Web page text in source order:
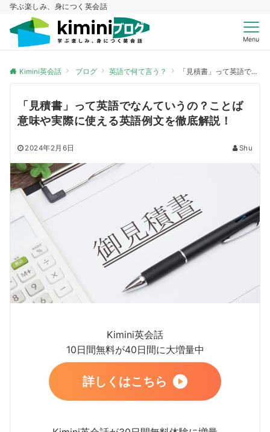
学ぶ楽しみ、身につく英会話
Menu
Kimini英会話 ブログ 英語で何て言う？ 「見積書」って英語でなんていうの？ことば意味や実際に使える英語例文を徹底解説！
「見積書」って英語でなんていうの？ことば
意味や実際に使える英語例文を徹底解説！
2024年2月6日 Shu
Kimini英会話
10日間無料が40日間に大増量中
詳しくはこちら